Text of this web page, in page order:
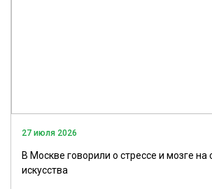
27 июля 2026
В Москве говорили о стрессе и мозге на
искусства